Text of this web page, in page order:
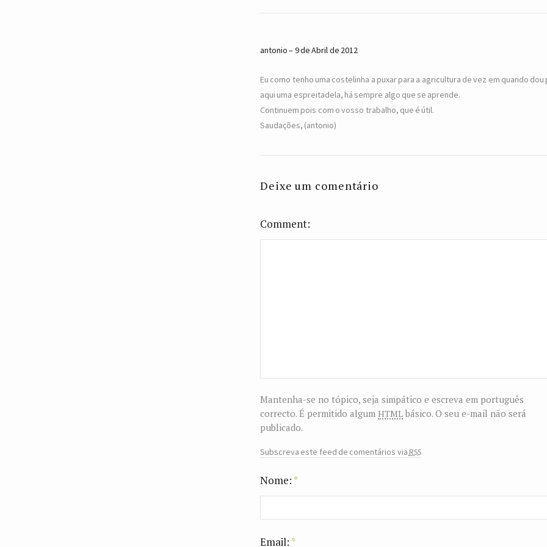
antonio 9 de Abril de 2012
Eu como tenho uma costelinha a puxar para a agricultura de vez em quando dou
aqui uma espreitadela, há sempre algo que se aprende.
Continuem pois com o vosso trabalho, que é útil.
Saudações, (antonio)
Deixe um comentário
Comment
Mantenha-se no tópico, seja simpático e escreva em português
correcto. É permitido algum htmlbásico. O seu e-mail não será
publicado.
Subscreva este feed de comentários via rss
Nome:*
Email:*